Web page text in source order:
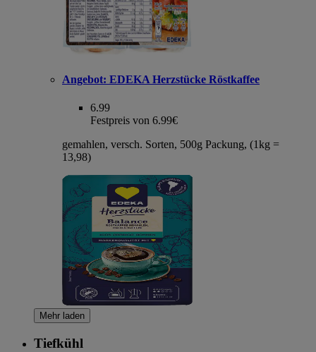
Angebot: EDEKA Herzstücke Röstkaffee
6.99
Festpreis von 6.99€
gemahlen, versch. Sorten, 500g Packung, (1kg =
13,98)
Mehr laden
Tiefkühl